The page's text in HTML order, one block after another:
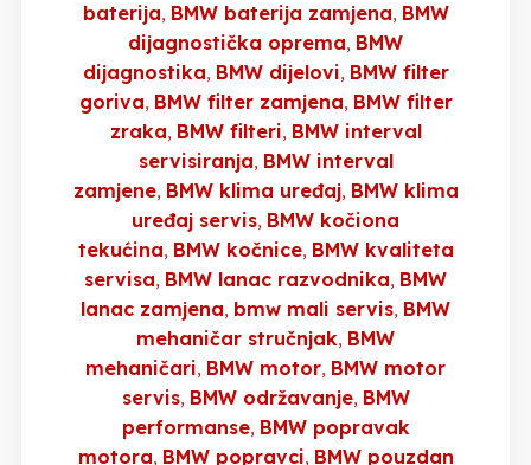
baterija BMW baterija zamjena BMW
dijagnostička oprema BMW
dijagnostika BMW dijelovi BMW filter
goriva BMW filter zamjena BMW filter
zraka BMW filteri BMW interval
servisiranja BMW interval
zamjene BMW klima uređaj BMW klima
uređaj servis BMW kočiona
tekućina BMW kočnice BMW kvaliteta
servisa BMW lanac razvodnika BMW
lanac zamjena bmw mali servis BMW
mehaničar stručnjak BMW
mehaničari BMW motor BMW motor
servis BMW održavanje BMW
performanse BMW popravak
motora BMW popravci BMW pouzdan